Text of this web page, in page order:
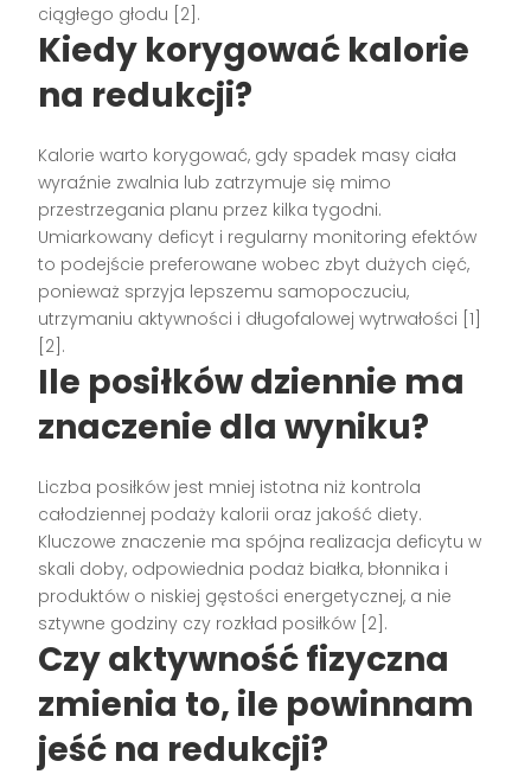
ciągłego głodu [2].
Kiedy korygować kalorie
na redukcji?
Kalorie warto korygować, gdy spadek masy ciała
wyraźnie zwalnia lub zatrzymuje się mimo
przestrzegania planu przez kilka tygodni.
Umiarkowany deficyt i regularny monitoring efektów
to podejście preferowane wobec zbyt dużych cięć,
ponieważ sprzyja lepszemu samopoczuciu,
utrzymaniu aktywności i długofalowej wytrwałości [1]
[2].
Ile posiłków dziennie ma
znaczenie dla wyniku?
Liczba posiłków jest mniej istotna niż kontrola
całodziennej podaży kalorii oraz jakość diety.
Kluczowe znaczenie ma spójna realizacja deficytu w
skali doby, odpowiednia podaż białka, błonnika i
produktów o niskiej gęstości energetycznej, a nie
sztywne godziny czy rozkład posiłków [2].
Czy aktywność fizyczna
zmienia to, ile powinnam
jeść na redukcji?